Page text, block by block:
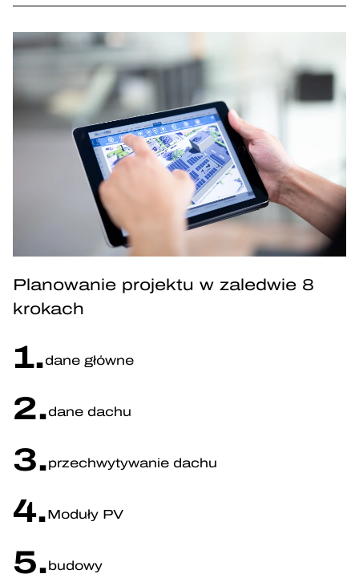
Planowanie projektu w zaledwie 8
krokach
1.dane główne
2.dane dachu
3.przechwytywanie dachu
4.Moduły PV
5.budowy